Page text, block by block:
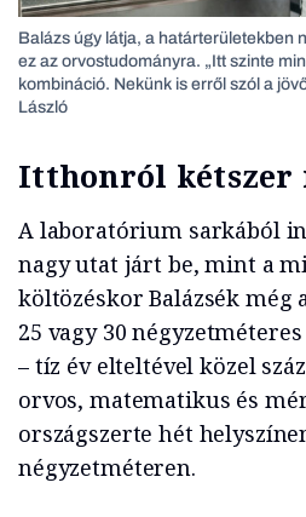
Balázs úgy látja, a határterületekben
ez az orvostudományra. „Itt szinte
kombináció. Nekünk is erről szól a
László
Itthonról kétszer
A laboratórium sarkából
nagy utat járt be, mint a
költözéskor Balázsék még
25 vagy 30
– tíz év elteltével közel
orvos, matematikus és
országszerte hét
négyzetméteren.